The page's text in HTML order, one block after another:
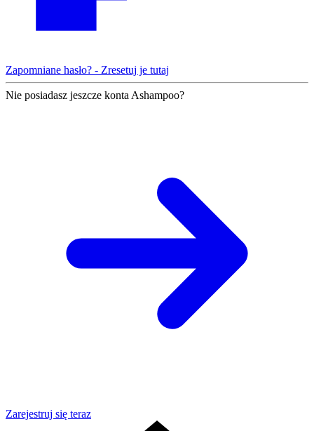
Zapomniane hasło? - Zresetuj je tutaj
Nie posiadasz jeszcze konta Ashampoo?
Zarejestruj się teraz